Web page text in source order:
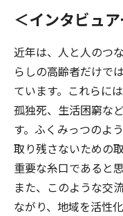
＜インタビュ
近年は、人と人のつ
らしの高齢者だけで
ています。これらに
孤独死、生活困窮な
す。ふくみっつのよ
取り残さないための
重要な糸口であると
また、このような交
ながり、地域を活性